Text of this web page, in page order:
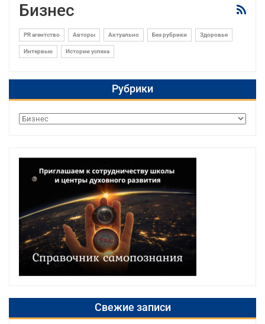
Бизнес
PR агентство Авторы Актуально Без рубрики Здоровье
Интервью Истории успеха
Рубрики
Рубрики
Свежие записи